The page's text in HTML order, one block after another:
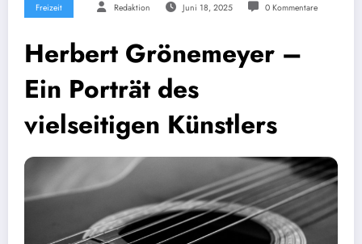
Freizeit Redaktion Juni 18, 2025 0 Kommentare
Herbert Grönemeyer –
Ein Porträt des
vielseitigen Künstlers